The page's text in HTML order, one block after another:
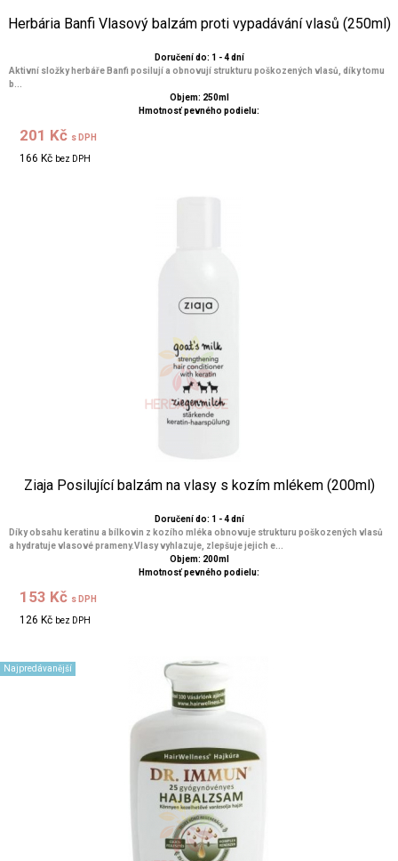
Herbária Banfi Vlasový balzám proti vypadávání vlasů (250ml)
Doručení do: 1 - 4 dní
Aktivní složky herbáře Banfi posilují a obnovují strukturu poškozených vlasů, díky tomu
b...
Objem: 250ml
Hmotnosť pevného podielu:
201 Kč s DPH
166 Kč bez DPH
Ziaja Posilující balzám na vlasy s kozím mlékem (200ml)
Doručení do: 1 - 4 dní
Díky obsahu keratinu a bílkovin z kozího mléka obnovuje strukturu poškozených vlasů
a hydratuje vlasové prameny.Vlasy vyhlazuje, zlepšuje jejich e...
Objem: 200ml
Hmotnosť pevného podielu:
153 Kč s DPH
126 Kč bez DPH
Najpredávanější